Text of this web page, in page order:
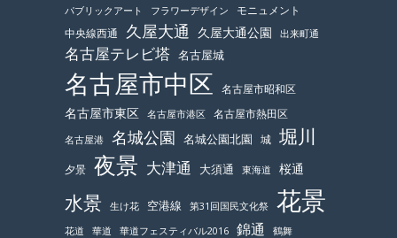
パブリックアート フラワーデザイン
モニュメント
中央線西通
久屋大通 久屋大通公園 出来町通
名古屋テレビ塔 名古屋城
名古屋市中区 名古屋市昭和区
名古屋市東区 名古屋市港区 名古屋市熱田区
名古屋港 名城公園 名城公園北園 城 堀川
夕景 夜景 大津通 大須通 東海道 桜通
水景 生け花 空港線 第31回国民文化祭 花景
花道 華道 華道フェスティバル2016 錦通 鶴舞